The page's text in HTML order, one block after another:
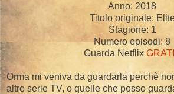
Anno: 2018
Titolo originale:
Stagione: 1
Numero episodi: 8
Guarda Netflix
Orma mi veniva da guardarla perchè
altre serie TV, o quelle che posso